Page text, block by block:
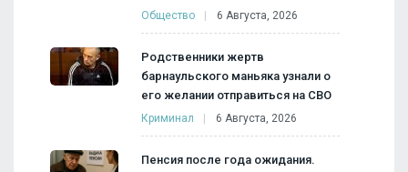
Общество 6 Августа, 2026
Родственники жертв
барнаульского маньяка узнали о
его желании отправиться на СВО
Криминал 6 Августа, 2026
Пенсия после года ожидания.